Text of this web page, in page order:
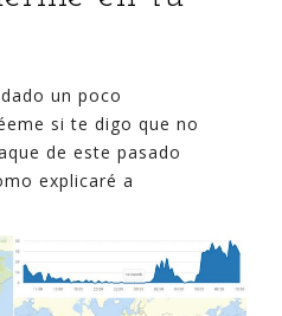
un poco
si te digo que no
de este pasado
explicaré a